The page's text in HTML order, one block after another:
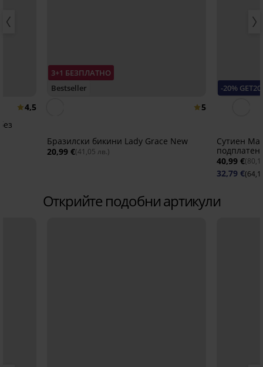
4,5
3+1 БЕЗПЛАТНО
Bestseller
5
Бразилски бикини Lady Grace New
20,99 €(41,05 лв.)
-20% GET20
Сутиен
подплатен
40,99 €
32,79 €
Открийте подобни артикули